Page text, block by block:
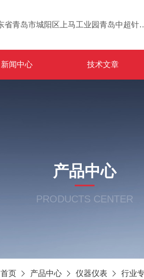
山东省青岛市城阳区上马工业园
新闻中心 技术文章
产品中心
PRODUCTS CENTER
首页 产品中心 仪器仪表 行业